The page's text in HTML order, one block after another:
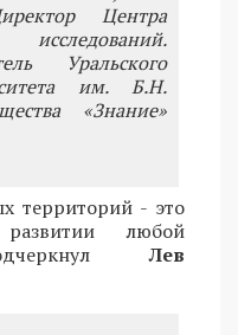
Центра
исследований.
Уральского
им. Б.Н.
«Знание»
территорий - это
любой
Лев